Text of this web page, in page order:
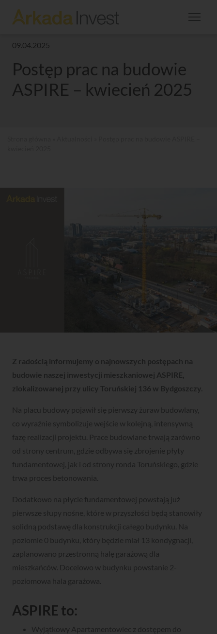
09.04.2025
Postęp prac na budowie
ASPIRE – kwiecień 2025
Z radością informujemy o najnowszych postępach na
budowie naszej inwestycji mieszkaniowej ASPIRE,
zlokalizowanej przy ulicy Toruńskiej 136 w Bydgoszczy.
Na placu budowy pojawił się pierwszy żuraw budowlany,
co wyraźnie symbolizuje wejście w kolejną, intensywną
fazę realizacji projektu. Prace budowlane trwają zarówno
od strony centrum, gdzie odbywa się zbrojenie płyty
fundamentowej, jak i od strony ronda Toruńskiego, gdzie
trwa proces betonowania.
Dodatkowo na płycie fundamentowej powstają już
pierwsze słupy nośne, które w przyszłości będą stanowiły
solidną podstawę dla konstrukcji całego budynku. Na
poziomie 0 budynku, który będzie miał 13 kondygnacji,
zaplanowano przestronną halę garażową dla
mieszkańców. Docelowo w budynku powstanie 2-
poziomowa hala garażowa.
ASPIRE to:
Wyjątkowy Apartamentowiec z dostępem do